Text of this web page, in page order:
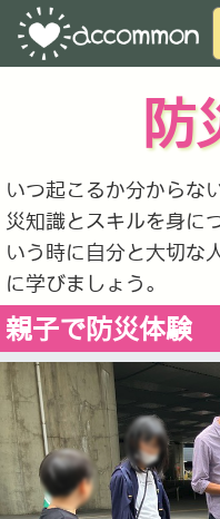
防
いつ起こるか分からな
災知識とスキルを身に
いう時に自分と大切な
に学びましょう。
親子で防災体験